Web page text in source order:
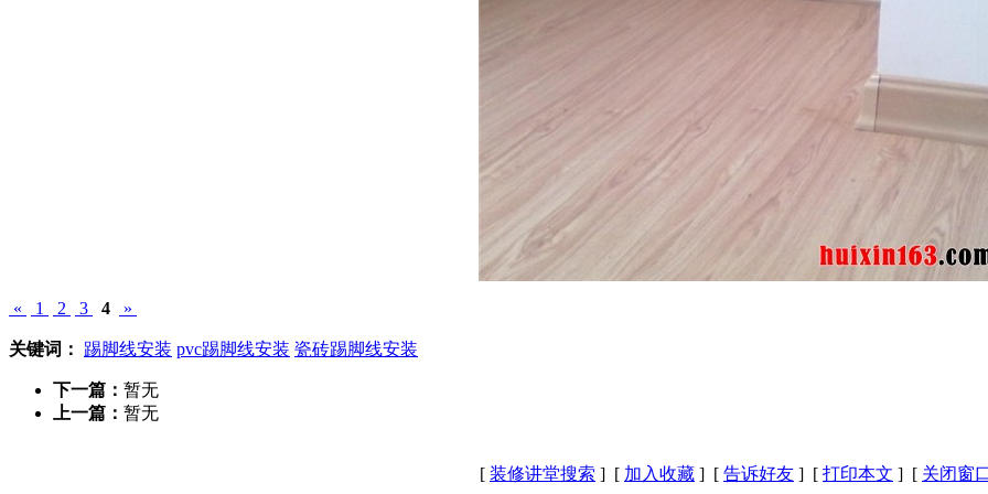
« 1 2 3 4 »
关键词： 踢脚线安装 pvc踢脚线安装 瓷砖踢脚线安装
下一篇： 暂无
上一篇： 暂无
[ 装修讲堂搜索 ] [ 加入收藏 ] [ 告诉好友 ] [ 打印本文 ] [ 关闭窗